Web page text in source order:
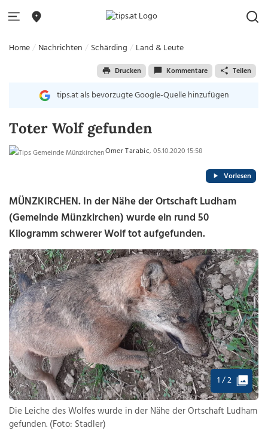
Home Nachrichten Schärding Land & Leute
Drucken Kommentare Teilen
tips.at als bevorzugte Google-Quelle hinzufügen
Toter Wolf gefunden
Omer Tarabic, 05.10.2020 15:58
Vorlesen
MÜNZKIRCHEN. In der Nähe der Ortschaft Ludham
(Gemeinde Münzkirchen) wurde ein rund 50
Kilogramm schwerer Wolf tot aufgefunden.
1 / 2
Die Leiche des Wolfes wurde in der Nähe der Ortschaft Ludham
gefunden. (Foto: Stadler)